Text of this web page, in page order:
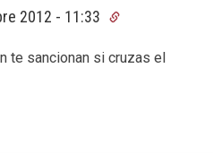
2012 - 11:33
te sancionan si cruzas el